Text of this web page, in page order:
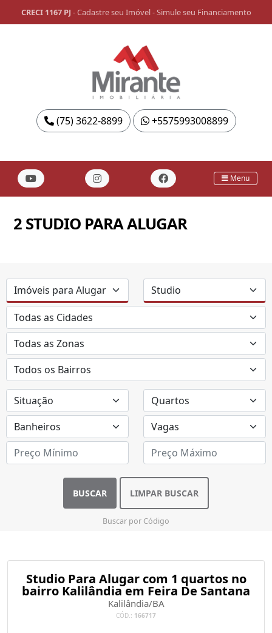
CRECI 1167 PJ -Cadastre seu Imóvel-Simule seu Financiamento
(75) 3622-8899 +5575993008899
Menu
2 STUDIO PARA ALUGAR
BUSCAR LIMPAR BUSCAR
Buscar por Código
Studio Para Alugar com 1 quartos no
bairro Kalilândia em Feira De Santana
Kalilândia/BA
CÓD.: 166717